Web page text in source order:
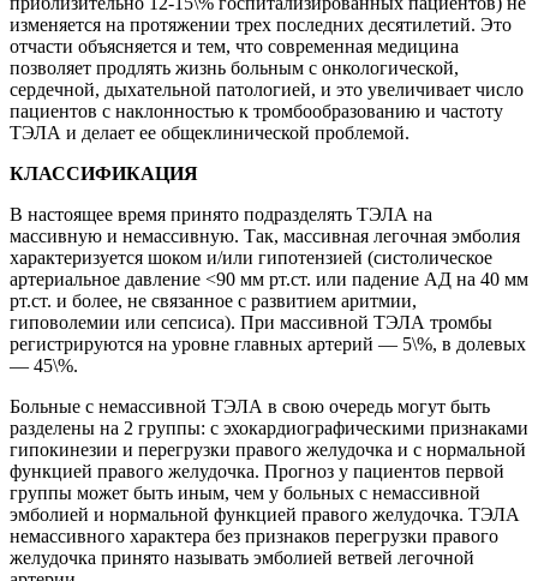
изменяется на протяжении трех последних десятилетий. Это
отчасти объясняется и тем, что современная медицина
позволяет продлять жизнь больным с онкологической,
сердечной, дыхательной патологией, и это увеличивает число
пациентов с наклонностью к тромбообразованию и частоту
ТЭЛА и делает ее общеклинической проблемой.
КЛАССИФИКАЦИЯ
В настоящее время принято подразделять ТЭЛА на
массивную и немассивную. Так, массивная легочная эмболия
характеризуется шоком и/или гипотензией (систолическое
артериальное давление <90 мм рт.ст. или падение АД на 40 мм
рт.ст. и более, не связанное с развитием аритмии,
гиповолемии или сепсиса). При массивной ТЭЛА тромбы
регистрируются на уровне главных артерий — 5\%, в долевых
— 45\%.
Больные с немассивной ТЭЛА в свою очередь могут быть
разделены на 2 группы: с эхокардиографическими признаками
гипокинезии и перегрузки правого желудочка и с нормальной
функцией правого желудочка. Прогноз у пациентов первой
группы может быть иным, чем у больных с немассивной
эмболией и нормальной функцией правого желудочка. ТЭЛА
немассивного характера без признаков перегрузки правого
желудочка принято называть эмболией ветвей легочной